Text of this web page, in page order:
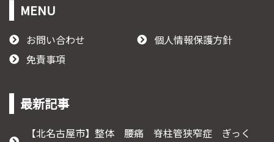
MENU
お問い合わせ
個人情報保護方針
免責事項
最新記事
【北名古屋市】整体 腰痛 脊柱管狭窄症 ぎっく